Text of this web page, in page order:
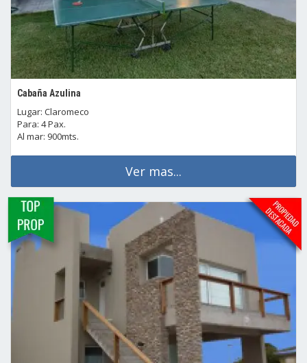
Cabaña Azulina
Lugar: Claromeco
Para: 4 Pax.
Al mar: 900mts.
Ver mas...